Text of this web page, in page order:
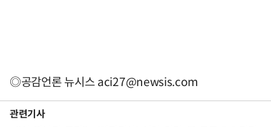
◎공감언론 뉴시스aci27@newsis.com
관련기사